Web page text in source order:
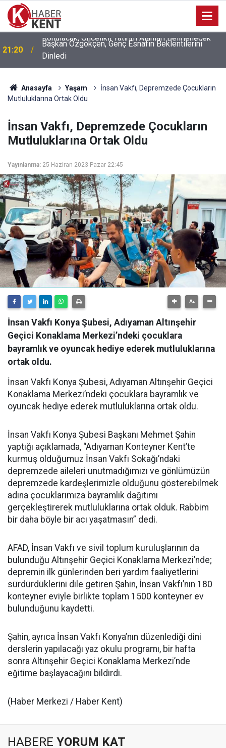
21:20
Başkan Özgökçen, Genç Esnafın Beklentilerini
Dinledi
Anasayfa Yaşam
İnsan Vakfı, Depremzede Çocukların
Mutluluklarına Ortak Oldu
İnsan Vakfı, Depremzede Çocukların
Mutluluklarına Ortak Oldu
Yayınlanma: 25 Haziran 2023 Pazar 22:45
İnsan Vakfı Konya Şubesi, Adıyaman Altınşehir
Geçici Konaklama Merkezi’ndeki çocuklara
bayramlık ve oyuncak hediye ederek mutluluklarına
ortak oldu.
İnsan Vakfı Konya Şubesi, Adıyaman Altınşehir Geçici
Konaklama Merkezi’ndeki çocuklara bayramlık ve
oyuncak hediye ederek mutluluklarına ortak oldu.
İnsan Vakfı Konya Şubesi Başkanı Mehmet Şahin
yaptığı açıklamada, “Adıyaman Konteyner Kent’te
kurmuş olduğumuz İnsan Vakfı Sokağı’ndaki
depremzede aileleri unutmadığımızı ve gönlümüzün
depremzede kardeşlerimizle olduğunu gösterebilmek
adına çocuklarımıza bayramlık dağıtımı
gerçekleştirerek mutluluklarına ortak olduk. Rabbim
bir daha böyle bir acı yaşatmasın” dedi.
AFAD, İnsan Vakfı ve sivil toplum kuruluşlarının da
bulunduğu Altınşehir Geçici Konaklama Merkezi’nde;
depremin ilk günlerinden beri yardım faaliyetlerini
sürdürdüklerini dile getiren Şahin, İnsan Vakfı’nın 180
konteyner eviyle birlikte toplam 1500 konteyner ev
bulunduğunu kaydetti.
Şahin, ayrıca İnsan Vakfı Konya’nın düzenlediği dini
derslerin yapılacağı yaz okulu programı, bir hafta
sonra Altınşehir Geçici Konaklama Merkezi’nde
eğitime başlayacağını bildirdi.
(Haber Merkezi / Haber Kent)
HABERE YORUM KAT